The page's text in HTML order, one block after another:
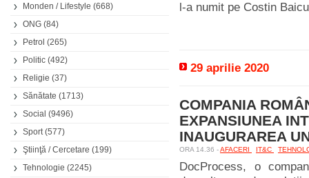
Monden / Lifestyle (668)
ONG (84)
Petrol (265)
Politic (492)
Religie (37)
Sănătate (1713)
Social (9496)
Sport(577)
Ştiinţă / Cercetare (199)
Tehnologie (2245)
l-a numit pe Costin
29 aprilie 2020
COMPANIA
EXPANSIUNEA
INAUGURAREA
ORA 14.36 -AFACERI IT&C
DocProcess, o